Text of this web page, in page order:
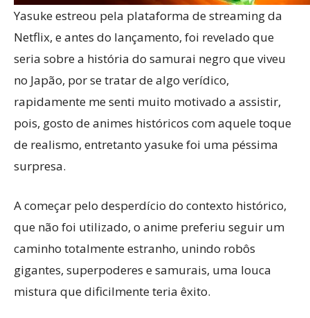
Yasuke estreou pela plataforma de streaming da
Netflix, e antes do lançamento, foi revelado que
seria sobre a história do samurai negro que viveu
no Japão, por se tratar de algo verídico,
rapidamente me senti muito motivado a assistir,
pois, gosto de animes históricos com aquele toque
de realismo, entretanto yasuke foi uma péssima
surpresa.
A começar pelo desperdício do contexto histórico,
que não foi utilizado, o anime preferiu seguir um
caminho totalmente estranho, unindo robôs
gigantes, superpoderes e samurais, uma louca
mistura que dificilmente teria êxito.